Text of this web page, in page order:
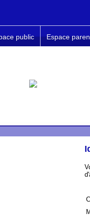
public Espace